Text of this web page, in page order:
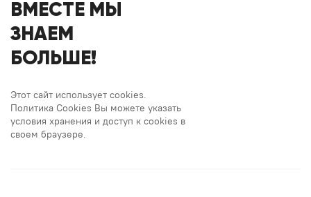
ВМЕСТЕ МЫ
ЗНАЕМ
БОЛЬШЕ!
Этот сайт использует cookies.
Политика Cookies Вы можете указать
условия хранения и доступ к cookies в
своем браузере.